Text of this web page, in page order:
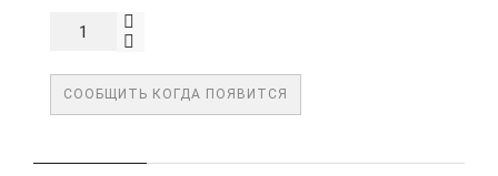
СООБЩИТЬ КОГДА ПОЯВИТСЯ